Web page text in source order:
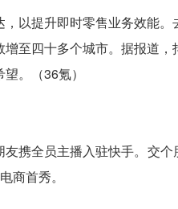
以提升即时零售业务效能
至四十多个城市。据报道
。（36氪）
携全员主播入驻快手。交
商首秀。